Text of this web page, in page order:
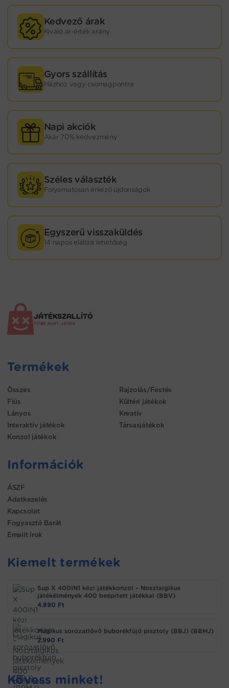
Kedvező árak
Kiváló ár-érték arány
Gyors szállítás
Házhoz vagy csomagpontra
Napi akciók
Akár 70% kedvezmény
Széles választék
Folyamatosan érkező újdonságok
Egyszerű visszaküldés
14 napos elállási lehetőség
JÁTÉKSZALLÍTÓ
TÖBB MINT JÁTÉK
Termékek
Összes
Fiús
Lányos
Interaktív játékok
Konzol játékok
Rajzolás/Festés
Kültéri játékok
Kreatív
Társasjátékok
Információk
ÁSZF
Adatkezelés
Kapcsolat
Fogyasztó Barát
Emailt írok
Kiemelt termékek
Sup X 400IN1 kézi játékkonzol – Nosztalgikus
játékélmények 400 beépített játékkal (BBV)
4.890 Ft
Mágikus sorozatlövő buborékfújó pisztoly (BBJ) (BBMJ)
2.990 Ft
Kövess minket!